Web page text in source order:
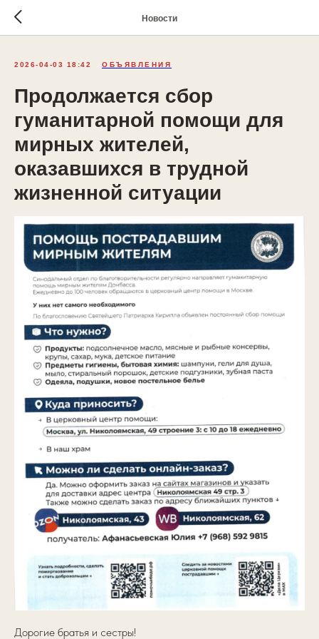
Новости
2026-04-03 18:42 ОБЪЯВЛЕНИЯ
Продолжается сбор
гуманитарной помощи для
мирных жителей,
оказавшихся в трудной
жизненной ситуации
Дорогие братья и сестры!